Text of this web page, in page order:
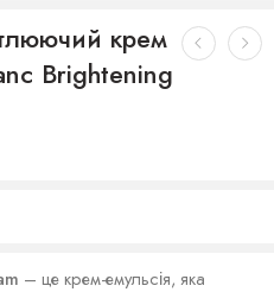
крем
Brightening
– це крем-емульсія, яка